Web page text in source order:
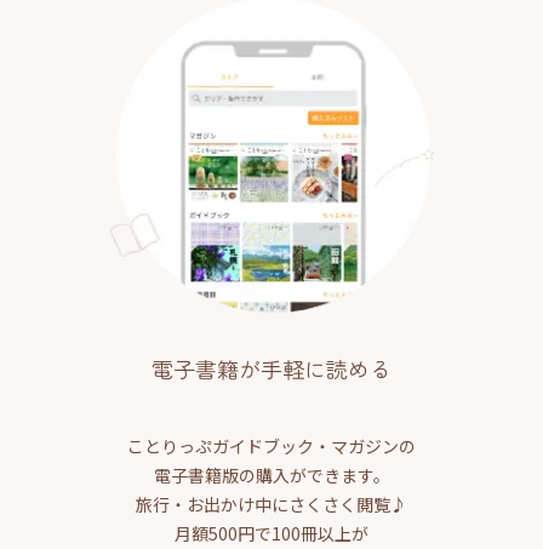
電子書籍が手軽に読める
ことりっぷガイドブック・マガジンの
電子書籍版の購入ができます。
旅行・お出かけ中にさくさく閲覧♪
月額500円で100冊以上が